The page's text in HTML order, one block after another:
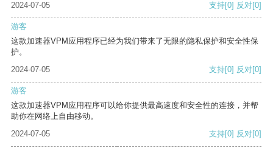
2024-07-05 支持[0] 反对[0]
游客
这款加速器VPM应用程序已经为我们带来了无限的隐私保护和安全性保
护。
2024-07-05
支持[0] 反对[0]
游客
这款加速器VPM应用程序可以给你提供最高速度和安全性的连接，并帮
助你在网络上自由移动。
2024-07-05
支持[0] 反对[0]